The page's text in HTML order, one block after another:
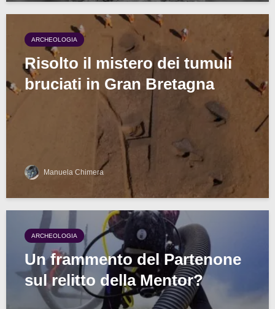
ARCHEOLOGIA
Risolto il mistero dei tumuli
bruciati in Gran Bretagna
Manuela Chimera
ARCHEOLOGIA
Un frammento del Partenone
sul relitto della Mentor?